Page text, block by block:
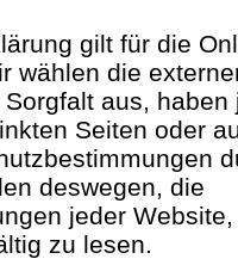
gilt für die
wählen die
aus,
Seiten oder
deswegen, die
jeder
zu lesen.